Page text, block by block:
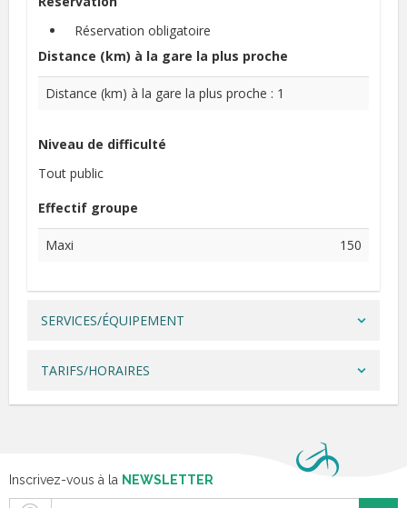
Réservation obligatoire
Distance (km) à la gare la plus proche
Distance (km) à la gare la plus proche : 1
Niveau de difficulté
Tout public
Effectif groupe
Maxi 150
SERVICES/ÉQUIPEMENT
TARIFS/HORAIRES
Inscrivez-vous à la NEWSLETTER